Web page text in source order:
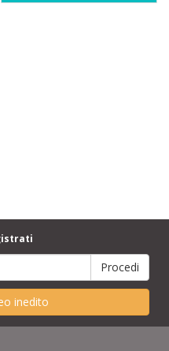
inedito